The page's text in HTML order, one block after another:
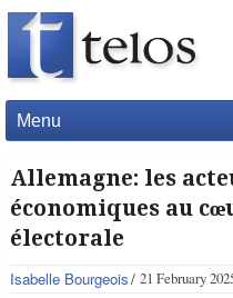
Menu
Allemagne: les
économiques au
électorale
Isabelle Bourgeois 21 February